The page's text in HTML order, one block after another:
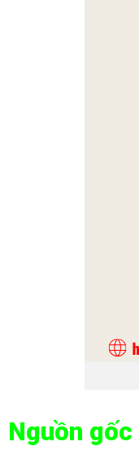
Nguồn